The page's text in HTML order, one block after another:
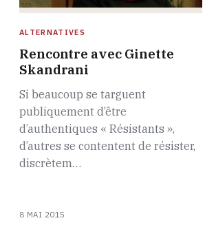
ALTERNATIVES
Rencontre avec Ginette
Skandrani
Si beaucoup se targuent
publiquement d’être
d’authentiques « Résistants »,
d’autres se contentent de résister,
discrètem…
8 MAI 2015